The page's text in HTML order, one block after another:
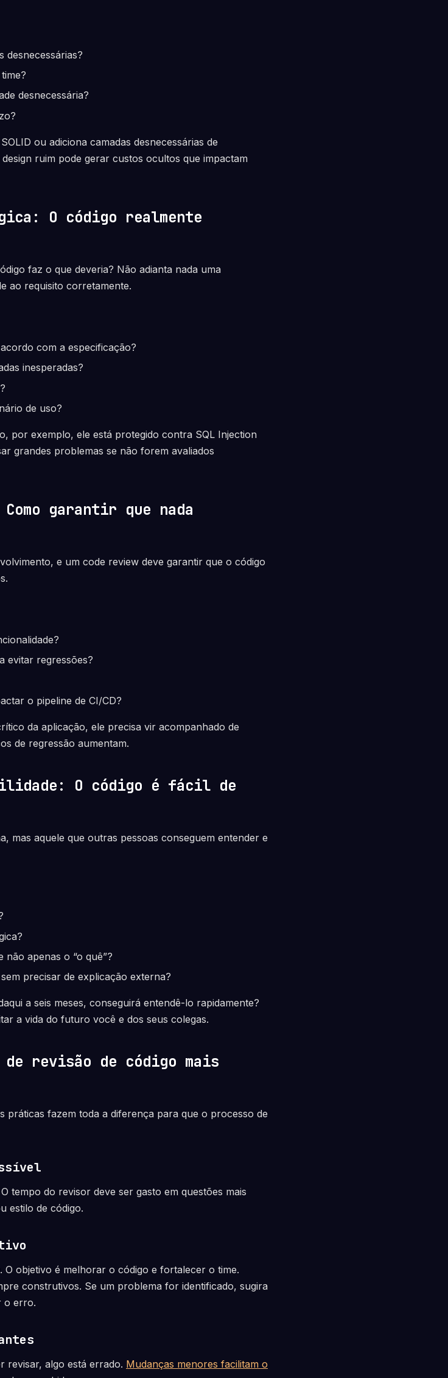
desnecessárias?
desnecessária?
ou adiciona camadas desnecessárias de
ruim pode gerar custos ocultos que impactam
O código realmente
faz o que deveria? Não adianta nada uma
ao requisito corretamente.
com a especificação?
inesperadas?
de uso?
por exemplo, ele está protegido contra SQL Injection
grandes problemas se não forem avaliados
garantir que nada
e um code review deve garantir que o código
evitar regressões?
o pipeline de CI/CD?
da aplicação, ele precisa vir acompanhado de
de regressão aumentam.
O código é fácil de
mas aquele que outras pessoas conseguem entender e
não apenas o “o quê”?
precisar de explicação externa?
a seis meses, conseguirá entendê-lo rapidamente?
a vida do futuro você e dos seus colegas.
de revisão de código mais
práticas fazem toda a diferença para que o processo de
tempo do revisor deve ser gasto em questões mais
estilo de código.
objetivo é melhorar o código e fortalecer o time.
construtivos. Se um problema for identificado, sugira
o erro.
revisar, algo está errado. Mudanças menores facilitam o